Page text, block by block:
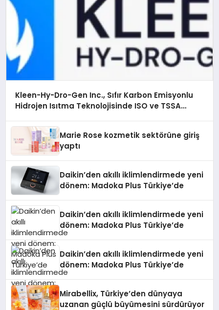
Kleen-Hy-Dro-Gen Inc., Sıfır Karbon Emisyonlu
Hidrojen Isıtma Teknolojisinde ISO ve TSSA
Marie Rose kozmetik sektörüne giriş
yaptı
Daikin’den akıllı iklimlendirmede yeni
dönem: Madoka Plus Türkiye’de
Daikin’den akıllı iklimlendirmede yeni
dönem: Madoka Plus Türkiye’de
Daikin’den akıllı iklimlendirmede yeni
dönem: Madoka Plus Türkiye’de
Mirabellix, Türkiye’den dünyaya
uzanan güçlü büyümesini sürdürüyor